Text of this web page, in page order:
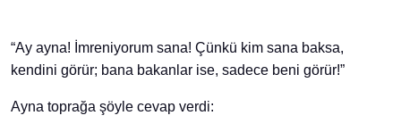
“Ay ayna! İmreniyorum sana! Çünkü kim sana baksa,
kendini görür; bana bakanlar ise, sadece beni görür!”
Ayna toprağa şöyle cevap verdi: